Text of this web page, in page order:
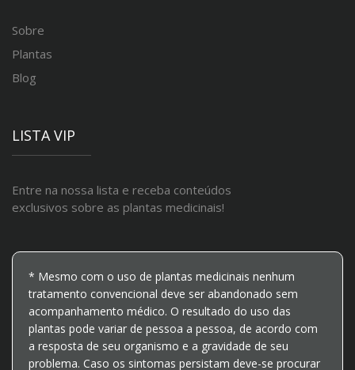
Sobre
Plantas
Blog
LISTA VIP
Entre na nossa lista e receba conteúdos
exclusivos sobre as plantas medicinais!
* Mesmo com o uso de plantas medicinais nenhum
tratamento convencional deve ser abandonado sem
acompanhamento médico. O resultado do uso das
plantas pode variar de pessoa a pessoa, de acordo com
a resposta de seu organismo e a gravidade de seu
problema. Caso os sintomas persistam deve-se procurar